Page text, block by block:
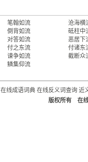
笔翰如流 沧海横
倒背如流 砥柱中
对答如流 恶居下
付之东流 付诸东
谏争如流 截断众
鳞集仰流
在线成语词典 在线反义词查询 近
版权所有 在线